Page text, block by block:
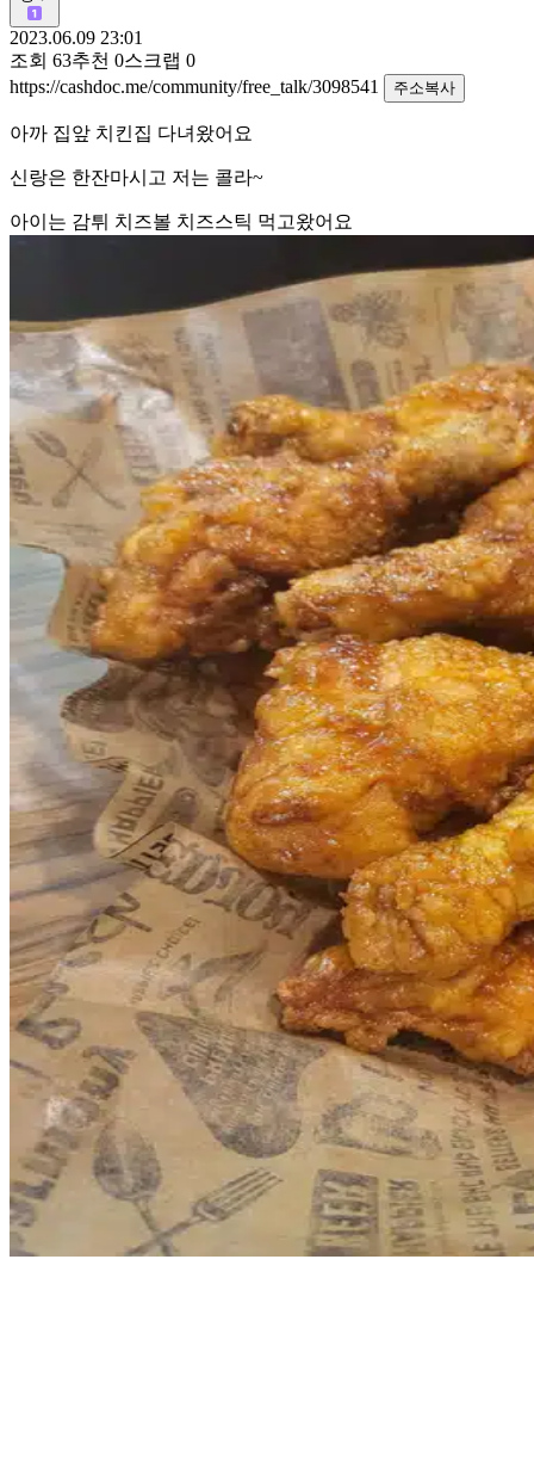
2023.06.09 23:01
조회 63추천 0스크랩 0
https://cashdoc.me/community/free_talk/3098541
주소복사
아까 집앞 치킨집 다녀왔어요
신랑은 한잔마시고 저는 콜라~
아이는 감튀 치즈볼 치즈스틱 먹고왔어요